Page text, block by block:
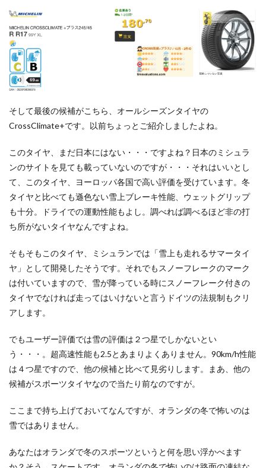
そして最後の候補がこちら、オールシーズンタイヤの
CrossClimate+です。以前ちょっとご紹介しましたよね。
このタイヤ、まだ日本にはない・・・ですよね？日本のミシュラ
ンのサイトを見ても載っていないのですが・・・それはいいとし
て、このタイヤ、ヨーロッパ各国で高い評価を受けています。冬
タイヤと比べても遜色ない雪上ブレーキ性能、ウェットグリップ
も十分。ドライでの運動性能もよし。調べれば調べるほど非の打
ち所がないタイヤなんですよね。
そもそもこのタイヤ、ミシュランでは「雪上も走れるサマータイ
ヤ」として開発したそうです。それでもスノーフレークのマーク
は付いていますので、雪が降っている時にスノーフレーク付きの
タイヤでなければ走ってはいけないと言うドイツの法規制もクリ
アします。
でもユーザー評価では雪の評価は２つ星でしかないとい
う・・・。超高速性能も2.5とあまりよくありません。90km/h性能
は４つ星ですので、他の候補と比べて見劣りします。まあ、他の
候補がスポーツタイヤなので当たり前なのですが。
ここまで持ち上げておいてなんですが、オランダの冬で怖いのは
雪ではありません。
あなたはオランダで冬のスポーツというと何を思い浮かべます